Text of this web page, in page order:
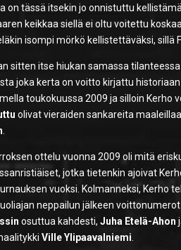
on tässä itsekin jo onnistuttu
keikkaa siellä ei oltu voitettu
isompi mörkö kellistettäväksi, sillä
sitten itse hiukan samassa
joka kerta on voitto kirjattu
toukokuussa 2009 ja silloin Kerho
olivat vieraiden sankareita
.
ottelu vuonna 2009 oli mitä
jotka tietenkin ajoivat
vuoksi. Kolmanneksi, Kerho
neppailun jälkeen
osuttua kahdesti,Juha Etelä-Ahon
Ville Ylipaavalniemi.